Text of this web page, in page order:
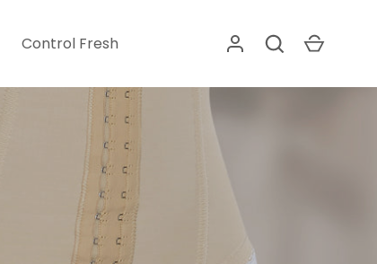
Control Fresh Buscar